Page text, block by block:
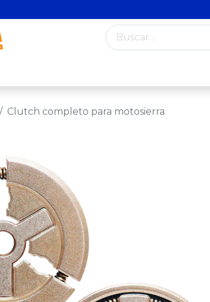
Clutch completo para motosierra